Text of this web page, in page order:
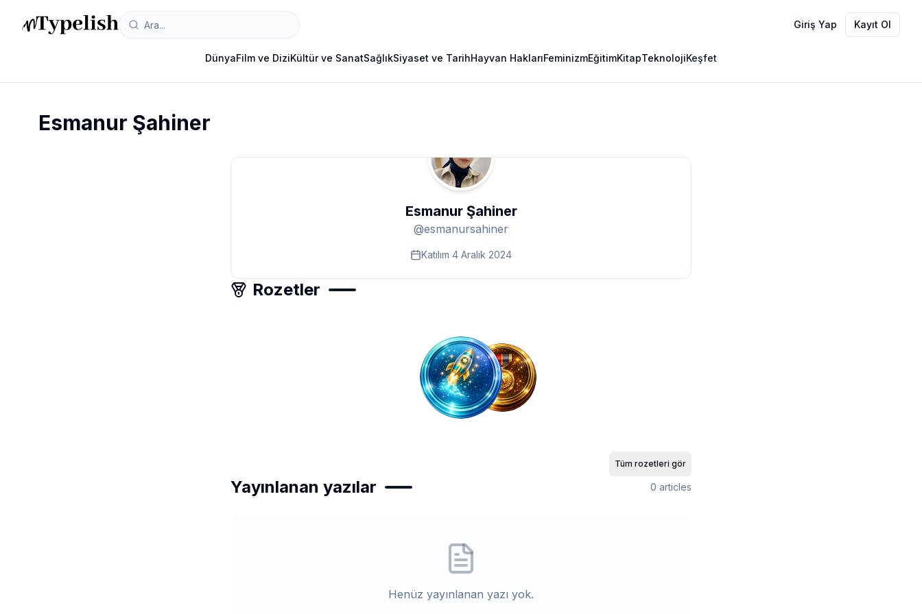
Giriş Yap Kayıt Ol
DünyaFilm ve DiziKültür ve SanatSağlıkSiyaset ve TarihHayvan HaklarıFeminizmEğitimKitapTeknolojiKeşfet
Esmanur Şahiner
Esmanur Şahiner
@esmanursahiner
Katılım 4 Aralık 2024
Rozetler
Tüm rozetleri gör
Yayınlanan yazılar 0 articles
Henüz yayınlanan yazı yok.